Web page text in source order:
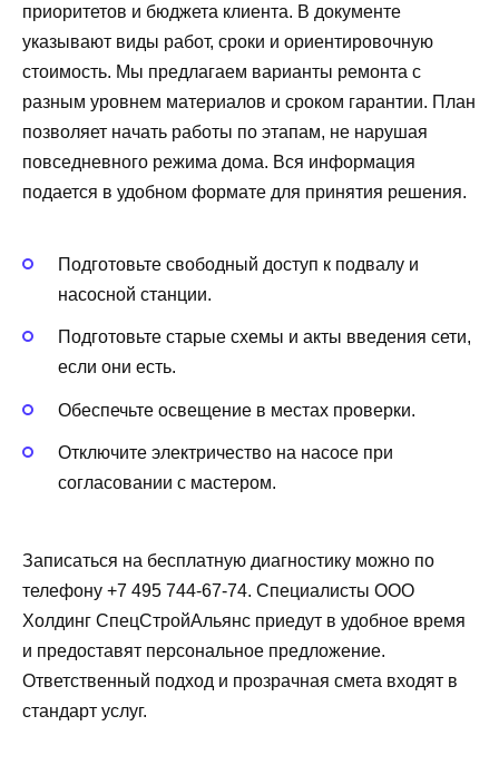
приоритетов и бюджета клиента. В документе
указывают виды работ, сроки и ориентировочную
стоимость. Мы предлагаем варианты ремонта с
разным уровнем материалов и сроком гарантии. План
позволяет начать работы по этапам, не нарушая
повседневного режима дома. Вся информация
подается в удобном формате для принятия решения.
Подготовьте свободный доступ к подвалу и
насосной станции.
Подготовьте старые схемы и акты введения сети,
если они есть.
Обеспечьте освещение в местах проверки.
Отключите электричество на насосе при
согласовании с мастером.
Записаться на бесплатную диагностику можно по
телефону +7 495 744-67-74. Специалисты ООО
Холдинг СпецСтройАльянс приедут в удобное время
и предоставят персональное предложение.
Ответственный подход и прозрачная смета входят в
стандарт услуг.